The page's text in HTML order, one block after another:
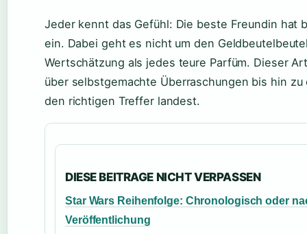
Jeder kennt das Gefühl: Die beste Freundin hat
ein. Dabei geht es nicht um den
Wertschätzung als jedes teure Parfüm. Dieser
über selbstgemachte Überraschungen bis hin
den richtigen Treffer landest.
DIESE BEITRAGE NICHT VERPASSEN
Star Wars Reihenfolge: Chronologisch oder
Veröffentlichung